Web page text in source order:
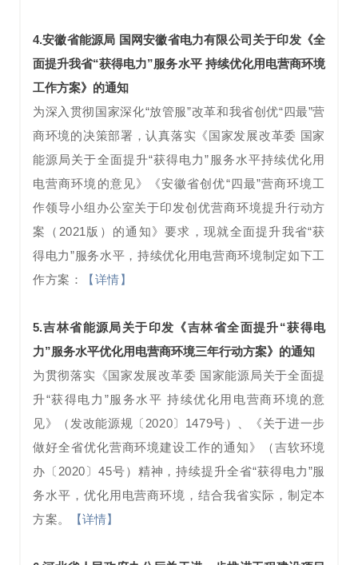
4.安徽省能源局 国网安徽省电力有限公司关于印发《全
面提升我省“获得电力”服务水平 持续优化用电营商环境
工作方案》的通知
为深入贯彻国家深化“放管服”改革和我省创优“四最”营
商环境的决策部署，认真落实《国家发展改革委 国家
能源局关于全面提升“获得电力”服务水平持续优化用
电营商环境的意见》《安徽省创优“四最”营商环境工
作领导小组办公室关于印发创优营商环境提升行动方
案（2021版）的通知》要求，现就全面提升我省“获
得电力”服务水平，持续优化用电营商环境制定如下工
作方案：
【详情】
5.吉林省能源局关于印发《吉林省全面提升“获得电
力”服务水平优化用电营商环境三年行动方案》的通知
为贯彻落实《国家发展改革委 国家能源局关于全面提
升“获得电力”服务水平 持续优化用电营商环境的意
见》（发改能源规〔2020〕1479号）、《关于进一步
做好全省优化营商环境建设工作的通知》（吉软环境
办〔2020〕45号）精神，持续提升全省“获得电力”服
务水平，优化用电营商环境，结合我省实际，制定本
方案。
【详情】